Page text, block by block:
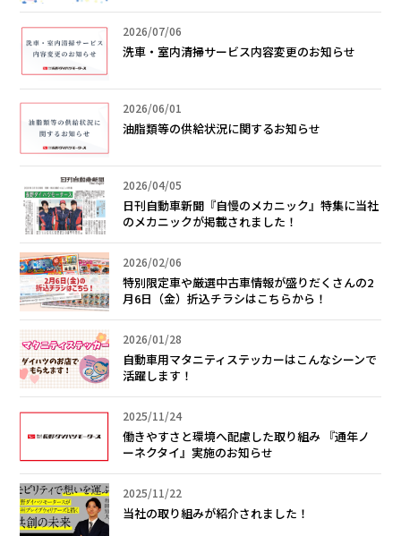
2026/07/06
洗車・室内清掃サービス内容変更のお知らせ
2026/06/01
油脂類等の供給状況に関するお知らせ
2026/04/05
日刊自動車新聞『自慢のメカニック』特集に当社
のメカニックが掲載されました！
2026/02/06
特別限定車や厳選中古車情報が盛りだくさんの2
月6日（金）折込チラシはこちらから！
2026/01/28
自動車用マタニティステッカーはこんなシーンで
活躍します！
2025/11/24
働きやすさと環境へ配慮した取り組み 『通年ノ
ーネクタイ』実施のお知らせ
2025/11/22
当社の取り組みが紹介されました！